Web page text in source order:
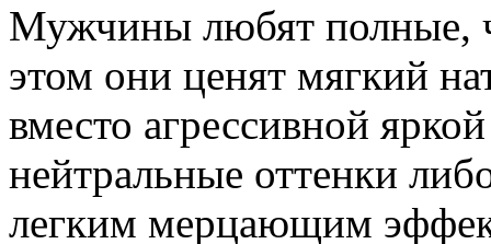
Мужчины любят полные,
этом они ценят мягкий
вместо агрессивной
нейтральные оттенки
легким мерцающим